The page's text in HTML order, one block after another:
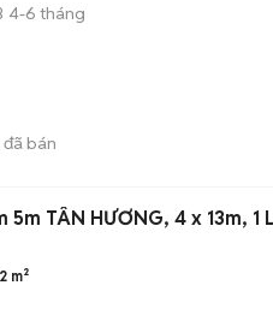
4-6 tháng
đã bán
5m TÂN HƯƠNG, 4 x 13m,
m²